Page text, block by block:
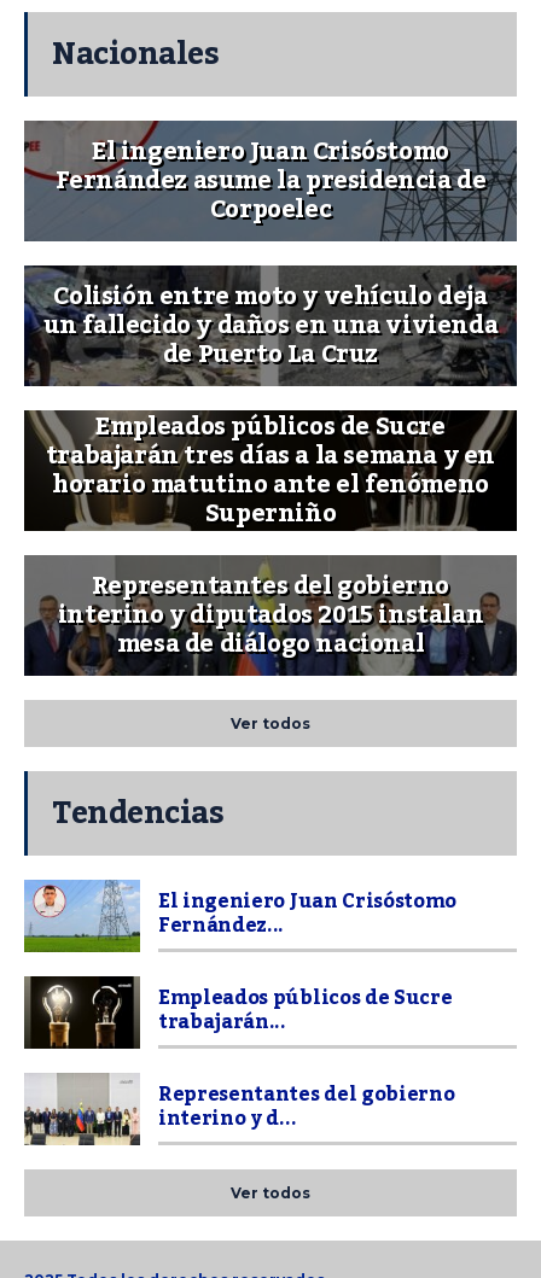
Nacionales
El ingeniero Juan Crisóstomo
Fernández asume la presidencia de
Corpoelec
Colisión entre moto y vehículo deja
un fallecido y daños en una vivienda
de Puerto La Cruz
Empleados públicos de Sucre
trabajarán tres días a la semana y en
horario matutino ante el fenómeno
Superniño
Representantes del gobierno
interino y diputados 2015 instalan
mesa de diálogo nacional
Ver todos
Tendencias
El ingeniero Juan Crisóstomo
Fernández...
Empleados públicos de Sucre
trabajarán...
Representantes del gobierno
interino y d...
Ver todos